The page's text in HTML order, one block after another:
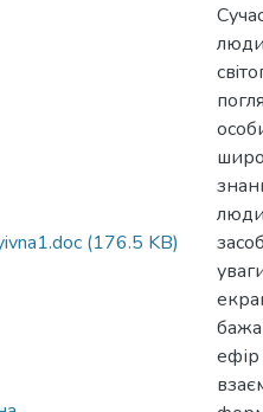
(176.5 KB)
ефір